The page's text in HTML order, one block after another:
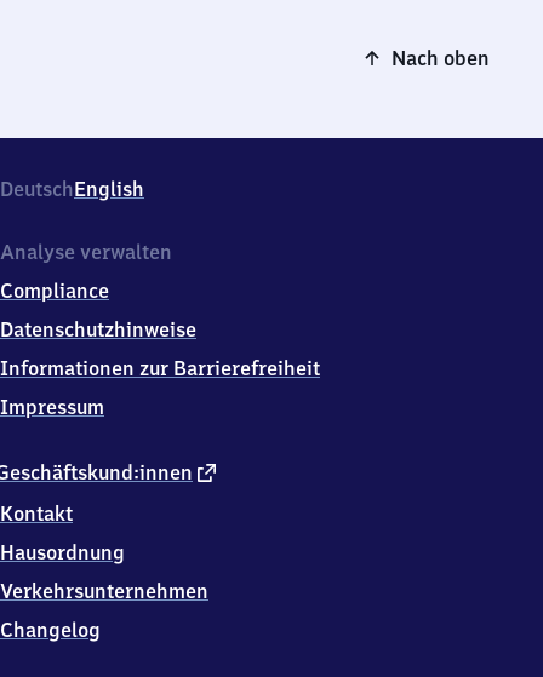
Nach oben
DeutschEnglish
externer
Kontakt
Hausordnung
Verkehrsunternehmen
Changelog
Analyse verwalten
Compliance
Datenschutzhinweise
Informationen zur Barrierefreiheit
Impressum